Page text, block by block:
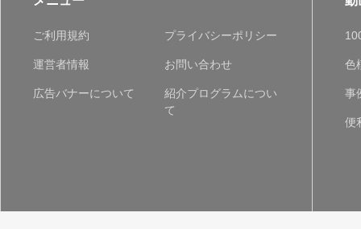
ご利用規約 プライバシーポリシー
運営者情報 お問い合わせ
広告バナーについて
紹介プログラムについ
て
色
事
便